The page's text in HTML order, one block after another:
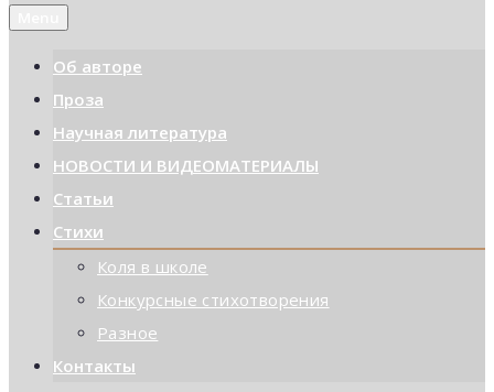
Об авторе
Проза
Научная литература
НОВОСТИ И ВИДЕОМАТЕРИАЛЫ
Статьи
Стихи
Коля в школе
Конкурсные стихотворения
Разное
Контакты